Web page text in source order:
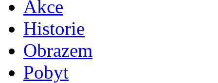
Akce
Historie
Obrazem
Pobyt